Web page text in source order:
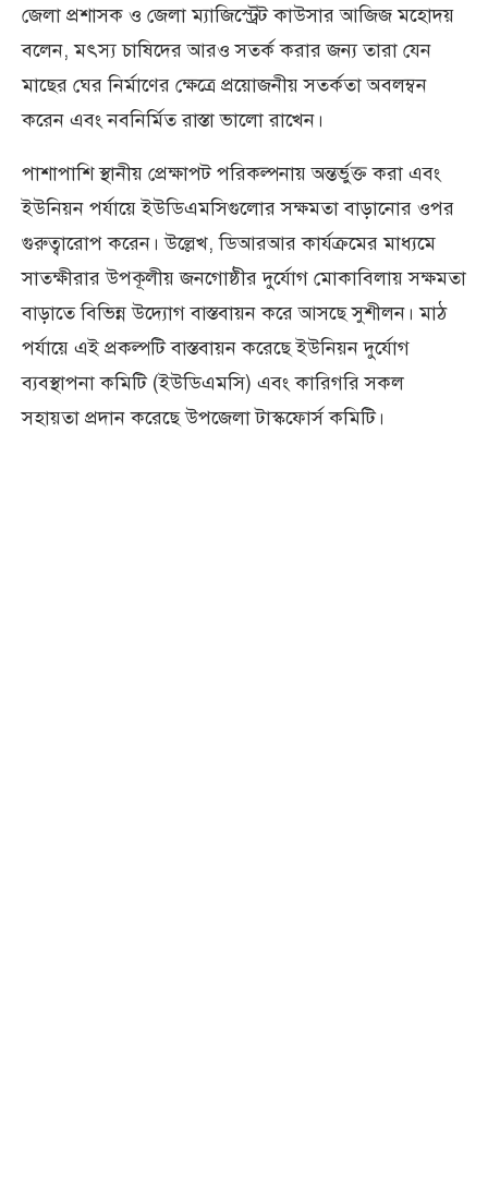
জেলা প্রশাসক ও জেলা ম্যাজিস্ট্রেট কাউসার আজিজ মহোদয়
বলেন, মৎস্য চাষিদের আরও সতর্ক করার জন্য তারা যেন
মাছের ঘের নির্মাণের ক্ষেত্রে প্রয়োজনীয় সতর্কতা অবলম্বন
করেন এবং নবনির্মিত রাস্তা ভালো রাখেন।
পাশাপাশি স্থানীয় প্রেক্ষাপট পরিকল্পনায় অন্তর্ভুক্ত করা এবং
ইউনিয়ন পর্যায়ে ইউডিএমসিগুলোর সক্ষমতা বাড়ানোর ওপর
গুরুত্বারোপ করেন। উল্লেখ, ডিআরআর কার্যক্রমের মাধ্যমে
সাতক্ষীরার উপকূলীয় জনগোষ্ঠীর দুর্যোগ মোকাবিলায় সক্ষমতা
বাড়াতে বিভিন্ন উদ্যোগ বাস্তবায়ন করে আসছে সুশীলন। মাঠ
পর্যায়ে এই প্রকল্পটি বাস্তবায়ন করেছে ইউনিয়ন দুর্যোগ
ব্যবস্থাপনা কমিটি (ইউডিএমসি) এবং কারিগরি সকল
সহায়তা প্রদান করেছে উপজেলা টাস্কফোর্স কমিটি।